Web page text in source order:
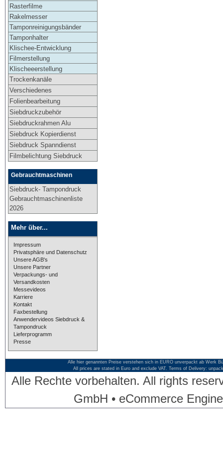
Rasterfilme
Rakelmesser
Tamponreinigungsbänder
Tamponhalter
Klischee-Entwicklung
Filmerstellung
Klischeeerstellung
Trockenkanäle
Verschiedenes
Folienbearbeitung
Siebdruckzubehör
Siebdruckrahmen Alu
Siebdruck Kopierdienst
Siebdruck Spanndienst
Filmbelichtung Siebdruck
Gebrauchtmaschinen
Siebdruck- Tampondruck
Gebrauchtmaschinenliste
2026
Mehr über...
Impressum
Privatsphäre und Datenschutz
Unsere AGB's
Unsere Partner
Verpackungs- und
Versandkosten
Messevideos
Karriere
Kontakt
Faxbestellung
Anwendervideos Siebdruck &
Tampondruck
Lieferprogramm
Presse
Alle hier genannten Preise verstehen sich in EURO unverpackt ab Werk
All prices are stated in Euro and exclude VAT. Terms of Delivery:
Alle Rechte vorbehalten. All rights
GmbH • eCommerce